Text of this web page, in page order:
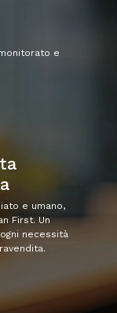
e
e umano,
First. Un
necessità